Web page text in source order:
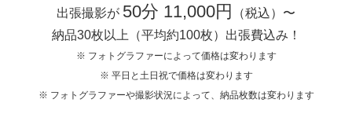
出張撮影が 50分 11,000円
（税込）〜
納品30枚以上（平均約100枚）出張費込み！
※ フォトグラファーによって価格は変わります
※ 平日と土日祝で価格は変わります
※ フォトグラファーや撮影状況によって、納品枚数は変わります